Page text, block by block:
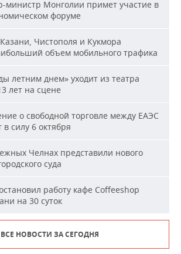
министр Монголии примет участие в
форуме
Чистополя и Кукмора
объем мобильного трафика
летним днем» уходит из театра
лет на сцене
о свободной торговле между ЕАЭС
силу 6 октября
Челнах представили нового
суда
работу кафе Coffeeshop
на 30 суток
ВСЕ НОВОСТИ ЗА СЕГОДНЯ